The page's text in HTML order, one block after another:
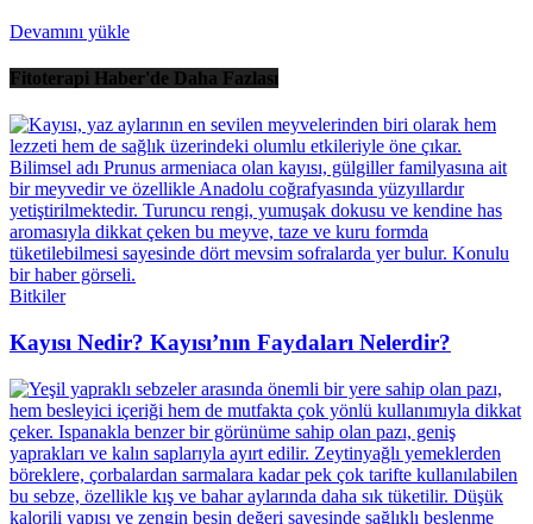
Devamını yükle
Fitoterapi Haber'de Daha Fazlası
Bitkiler
Kayısı Nedir? Kayısı’nın Faydaları Nelerdir?